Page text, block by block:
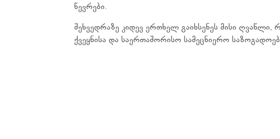
წევრები.
შეხვედრაზე კიდევ ერთხელ გაიხსენეს მისი
ქვეყნისა და საერთაშორისო სამეცნიერო